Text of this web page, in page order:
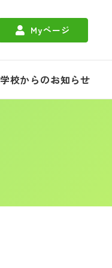
Myページ
学校からのお知らせ